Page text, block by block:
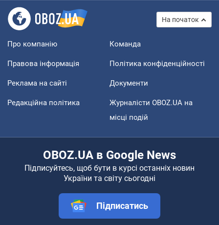
На початок
Про компанію Команда
Правова інформація Політика конфіденційності
Реклама на сайті Документи
Редакційна політика
Журналісти OBOZ.UA на
місці подій
OBOZ.UA в Google News
Підписуйтесь, щоб бути в курсі останніх новин
України та світу сьогодні
Підписатись